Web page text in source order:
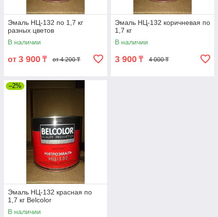
Эмаль НЦ-132 по 1,7 кг
разных цветов
В наличии
от 3 900 ₸ от 4 200 ₸
Эмаль НЦ-132 коричневая по
1,7 кг
В наличии
3 900 ₸ 4 000 ₸
–2%
Эмаль НЦ-132 красная по
1,7 кг Belcolor
В наличии